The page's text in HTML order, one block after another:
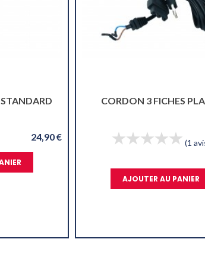
PLATES
(1 avis)
CÂBLE
(3
jhms